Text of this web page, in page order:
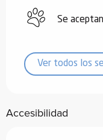
Se
Ver todos los
Accesibilidad